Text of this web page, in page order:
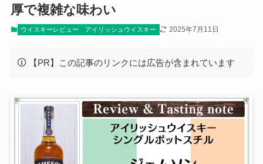
厚で複雑な味わい
ウイスキーレビュー アイリッシュウイスキー 2025年7月11日
【PR】この記事のリンクには広告が含まれています